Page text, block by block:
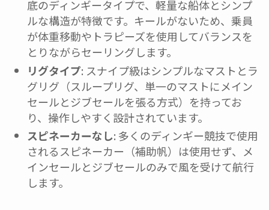
底のディンギータイプで、軽量な船体とシンプ
ルな構造が特徴です。キールがないため、乗員
が体重移動やトラピーズを使用してバランスを
とりながらセーリングします。
リグタイプ: スナイプ級はシンプルなマストとラ
グリグ（スループリグ、単一のマストにメイン
セールとジブセールを張る方式）を持ってお
り、操作しやすく設計されています。
スピネーカーなし: 多くのディンギー競技で使用
されるスピネーカー（補助帆）は使用せず、メ
インセールとジブセールのみで風を受けて航行
します。